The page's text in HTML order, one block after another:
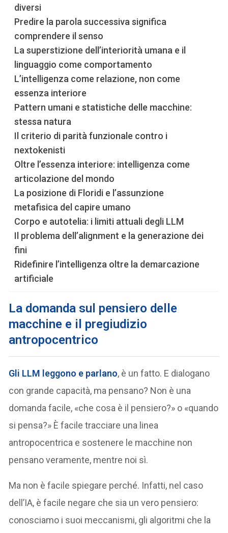
diversi
Predire la parola successiva significa
comprendere il senso
La superstizione dell’interiorità umana e il
linguaggio come comportamento
L’intelligenza come relazione, non come
essenza interiore
Pattern umani e statistiche delle macchine:
stessa natura
Il criterio di parità funzionale contro i
nextokenisti
Oltre l’essenza interiore: intelligenza come
articolazione del mondo
La posizione di Floridi e l’assunzione
metafisica del capire umano
Corpo e autotelia: i limiti attuali degli LLM
Il problema dell’alignment e la generazione dei
fini
Ridefinire l’intelligenza oltre la demarcazione
artificiale
La domanda sul pensiero delle
macchine e il pregiudizio
antropocentrico
Gli LLM leggono e parlano, è un fatto. E dialogano
con grande capacità, ma pensano? Non è una
domanda facile, «che cosa è il pensiero?» o «quando
si pensa?» È facile tracciare una linea
antropocentrica e sostenere le macchine non
pensano veramente, mentre noi sì.
Ma non è facile spiegare perché. Infatti, nel caso
dell’IA, è facile negare che sia un vero pensiero:
conosciamo i suoi meccanismi, gli algoritmi che la